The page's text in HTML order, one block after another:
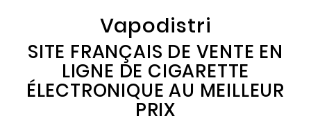
Vapodistri
SITE FRANÇAIS DE VENTE EN
LIGNE DE CIGARETTE
ÉLECTRONIQUE AU MEILLEUR
PRIX